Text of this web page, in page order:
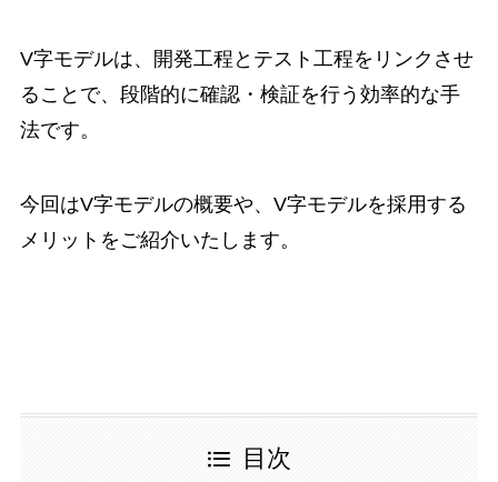
V字モデルは、開発工程とテスト工程をリンクさせ
ることで、段階的に確認・検証を行う効率的な手
法です。
今回はV字モデルの概要や、V字モデルを採用する
メリットをご紹介いたします。
目次